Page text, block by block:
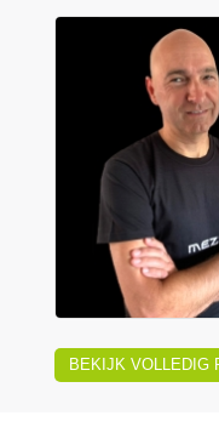
BEKIJK VOLLEDIG